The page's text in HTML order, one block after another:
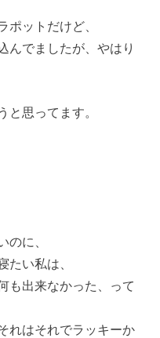
ポットだけど、
んでましたが、やはり
と思ってます。
のに、
たい私は、
も出来なかった、って
れはそれでラッキーか